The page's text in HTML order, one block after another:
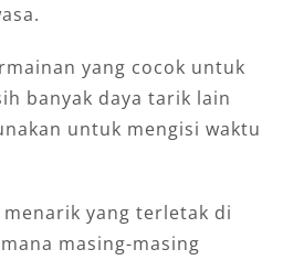
yang cocok untuk
banyak daya tarik lain
untuk mengisi waktu
yang terletak di
masing-masing